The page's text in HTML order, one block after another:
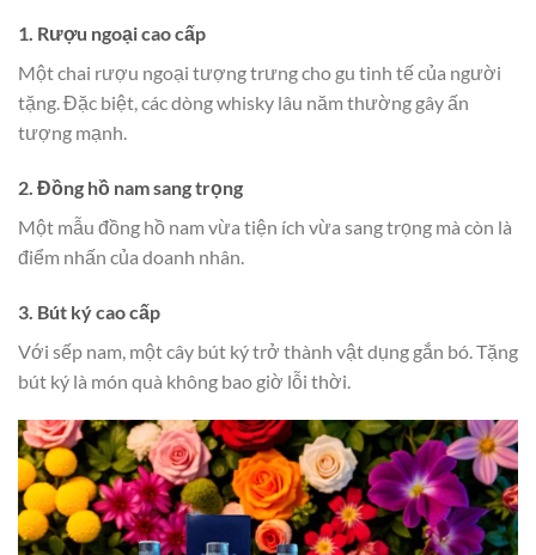
1. Rượu ngoại cao cấp
Một chai rượu ngoại tượng trưng cho gu tinh tế của người
tặng. Đặc biệt, các dòng whisky lâu năm thường gây ấn
tượng mạnh.
2. Đồng hồ nam sang trọng
Một mẫu đồng hồ nam vừa tiện ích vừa sang trọng mà còn là
điểm nhấn của doanh nhân.
3. Bút ký cao cấp
Với sếp nam, một cây bút ký trở thành vật dụng gắn bó. Tặng
bút ký là món quà không bao giờ lỗi thời.